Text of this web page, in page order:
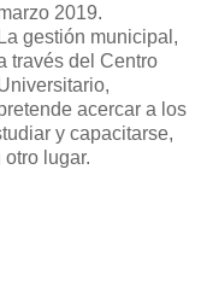
2019.
La gestión municipal,
través del Centro
acercar a los
y capacitarse,
lugar.